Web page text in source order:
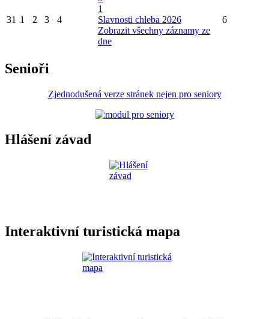
31 1 2 3 4
1
Slavnosti chleba 2026
Zobrazit všechny záznamy ze
dne
6
Senioři
Zjednodušená verze stránek nejen pro seniory
Hlášení závad
Interaktivní turistická mapa